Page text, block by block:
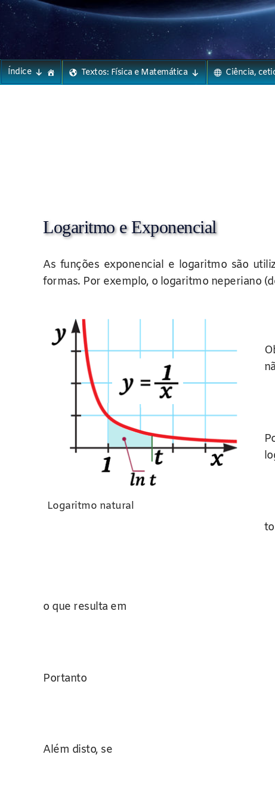
Phylos.net
Pensar e Imaginar
Skip
to
Índice Textos: Física e Matemática Ciência,
Logaritmo e Exponencial
As funções exponencial e logaritmo são
formas. Por exemplo, o logaritmo neperiano
Logaritmo natural
o que resulta em
Portanto
Além disto, se